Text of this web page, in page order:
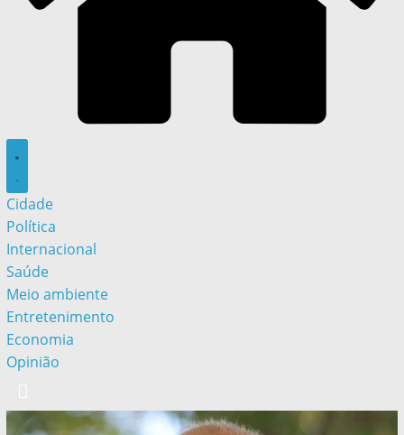
Cidade
Política
Internacional
Saúde
Meio ambiente
Entretenimento
Economia
Opinião